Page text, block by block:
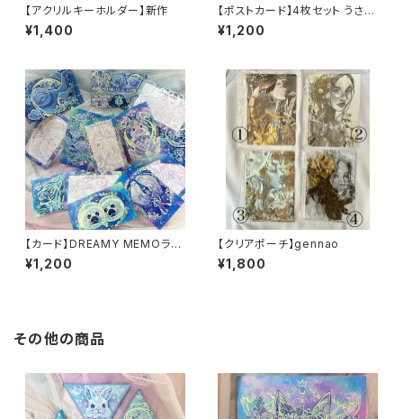
【アクリルキーホルダー】新作
¥1,400
【ポストカード】4枚セット うさぎ
オオカミ 手紙 約100mm×148
mm
¥1,200
【カード】DREAMY MEMOラン
ダム10枚セット
¥1,200
【クリアポーチ】gennao
¥1,800
その他の商品